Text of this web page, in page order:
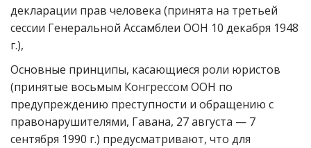
декларации прав человека (принята на третьей
сессии Генеральной Ассамблеи ООН 10 декабря 1948
г.),
Основные принципы, касающиеся роли юристов
(принятые восьмым Конгрессом ООН по
предупреждению преступности и обращению с
правонарушителями, Гавана, 27 августа — 7
сентября 1990 г.) предусматривают, что для